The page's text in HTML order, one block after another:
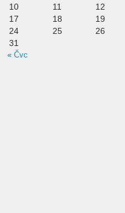
10
11
12
17
18
19
24
25
26
31
« Čvc